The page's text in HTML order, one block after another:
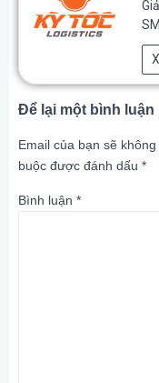
Để lại một bình luận
Email của bạn sẽ
buộc được đánh dấu *
Bình luận *